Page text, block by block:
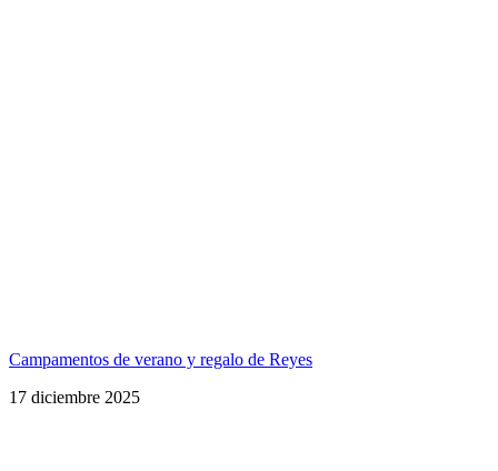
Campamentos de verano y regalo de Reyes
17 diciembre 2025